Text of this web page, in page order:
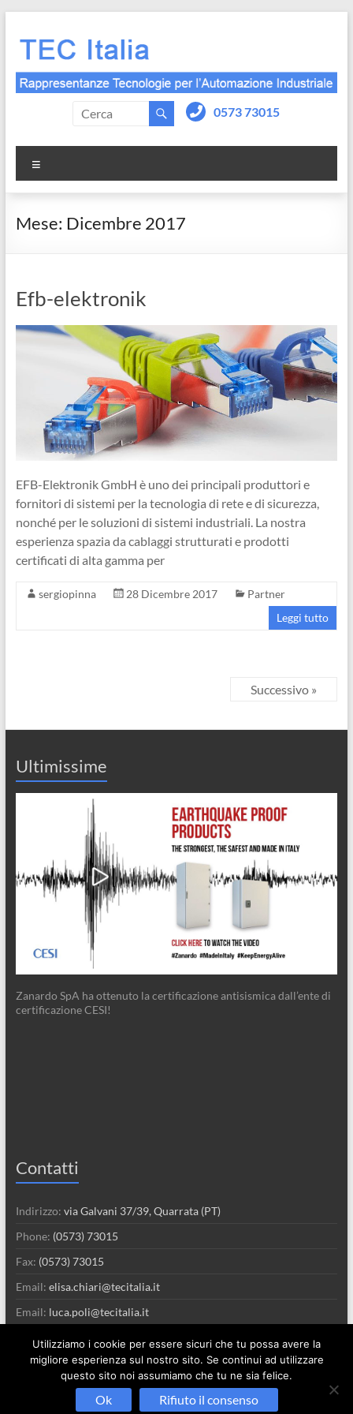
contenuto
0573 73015
Mese: Dicembre 2017
Efb-elektronik
EFB-Elektronik GmbH è uno dei principali produttori e
fornitori di sistemi per la tecnologia di rete e di sicurezza,
nonché per le soluzioni di sistemi industriali. La nostra
esperienza spazia da cablaggi strutturati e prodotti
certificati di alta gamma per
sergiopinna 28 Dicembre 2017
Partner
Leggi tutto
Successivo »
Ultimissime
Zanardo SpA ha ottenuto la certificazione antisismica dall’ente di
certificazione CESI!
Contatti
Indirizzo: via Galvani 37/39, Quarrata (PT)
Phone: (0573) 73015
Fax: (0573) 73015
Email: elisa.chiari@tecitalia.it
Email: luca.poli@tecitalia.it
Utilizziamo i cookie per essere sicuri che tu possa avere la
migliore esperienza sul nostro sito. Se continui ad utilizzare
questo sito noi assumiamo che tu ne sia felice.
Ok Rifiuto il consenso